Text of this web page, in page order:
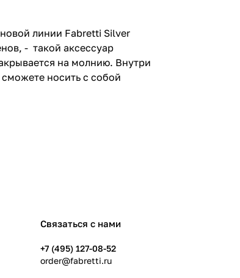
линии Fabretti Silver
- такой аксессуар
на молнию. Внутри
носить с собой
Связаться с нами
+7 (495) 127-08-52
order@fabretti.ru